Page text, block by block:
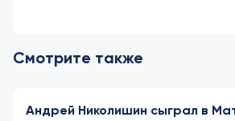
Смотрите также
Андрей Николишин сыграл в